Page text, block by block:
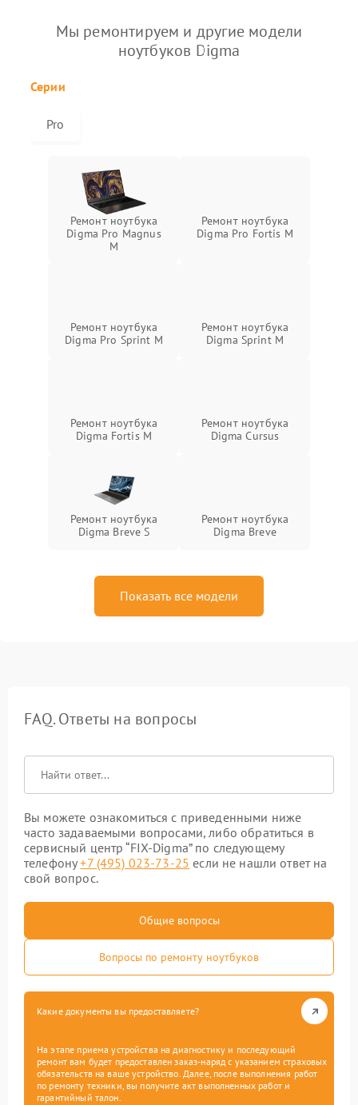
Мы ремонтируем и другие модели
ноутбуков Digma
Серии
Pro
Ремонт ноутбука
Digma Pro Magnus
M
Ремонт ноутбука
Digma Pro Fortis M
Ремонт ноутбука
Digma Pro Sprint M
Ремонт ноутбука
Digma Sprint M
Ремонт ноутбука
Digma Fortis M
Ремонт ноутбука
Digma Cursus
Ремонт ноутбука
Digma Breve S
Ремонт ноутбука
Digma Breve
Показать все модели
FAQ. Ответы на вопросы
Вы можете ознакомиться с приведенными ниже
часто задаваемыми вопросами, либо обратиться в
сервисный центр “FIX-Digma” по следующему
телефону+7 (495) 023-73-25 если не нашли ответ на
свой вопрос.
Общие вопросы
Вопросы по ремонту ноутбуков
Какие документы вы предоставляете?
На этапе приема устройства на диагностику и последующий
ремонт вам будет предоставлен заказ-наряд с указанием страховых
обязательств на ваше устройство. Далее, после выполнения работ
по ремонту техники, вы получите акт выполненных работ и
гарантийный талон.